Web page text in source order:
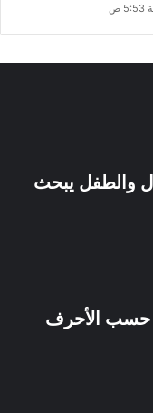
والطفل يبحث
حسب الأحرف